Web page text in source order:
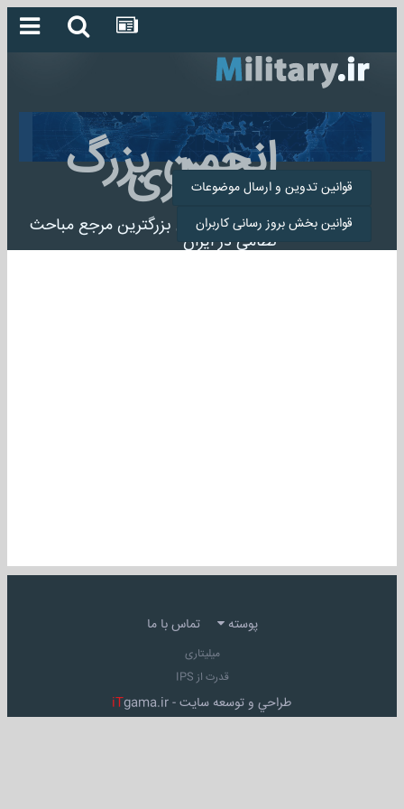
انجمن بزرگ
میلیتاری
انجمن میلیتاری بزرگترین مرجع مباحث
نظامی در ایران
قوانین تدوین و ارسال موضوعات
قوانین بخش بروز رسانی کاربران
پوسته تماس با ما
میلیتاری
قدرت از IPS
طراحي و توسعه سايت - iTgama.ir